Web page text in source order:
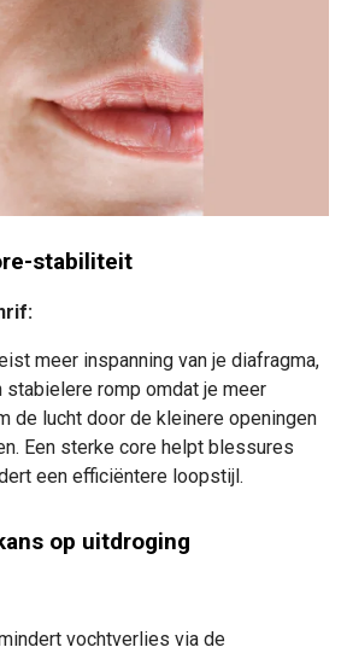
stabiliteit
meer inspanning van je diafragma,
stabielere romp omdat je meer
de lucht door de kleinere openingen
. Een sterke core helpt blessures
een efficiëntere loopstijl.
op uitdroging
vochtverlies via de